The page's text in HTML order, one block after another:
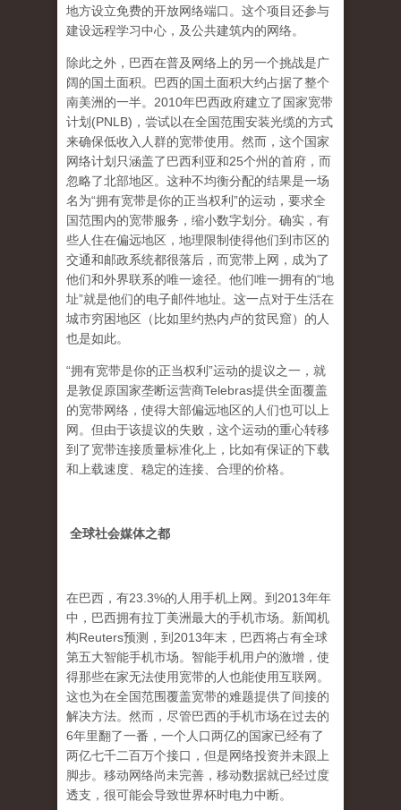
地方设立免费的开放网络端口。这个项目还参与
建设远程学习中心，及公共建筑内的网络。
除此之外，巴西在普及网络上的另一个挑战是广
阔的国土面积。巴西的国土面积大约占据了整个
南美洲的一半。2010年巴西政府建立了国家宽带
计划(PNLB)，尝试以在全国范围安装光缆的方式
来确保低收入人群的宽带使用。然而，这个国家
网络计划只涵盖了巴西利亚和25个州的首府，而
忽略了北部地区。这种不均衡分配的结果是一场
名为“拥有宽带是你的正当权利”的运动，要求全
国范围内的宽带服务，缩小数字划分。确实，有
些人住在偏远地区，地理限制使得他们到市区的
交通和邮政系统都很落后，而宽带上网，成为了
他们和外界联系的唯一途径。他们唯一拥有的“地
址”就是他们的电子邮件地址。这一点对于生活在
城市穷困地区（比如里约热内卢的贫民窟）的人
也是如此。
“拥有宽带是你的正当权利”运动的提议之一，就
是敦促原国家垄断运营商Telebras提供全面覆盖
的宽带网络，使得大部偏远地区的人们也可以上
网。但由于该提议的失败，这个运动的重心转移
到了宽带连接质量标准化上，比如有保证的下载
和上载速度、稳定的连接、合理的价格。
全球社会媒体之都
在巴西，有23.3%的人用手机上网。到2013年年
中，巴西拥有拉丁美洲最大的手机市场。新闻机
构Reuters预测，到2013年末，巴西将占有全球
第五大智能手机市场。智能手机用户的激增，使
得那些在家无法使用宽带的人也能使用互联网。
这也为在全国范围覆盖宽带的难题提供了间接的
解决方法。然而，尽管巴西的手机市场在过去的
6年里翻了一番，一个人口两亿的国家已经有了
两亿七千二百万个接口，但是网络投资并未跟上
脚步。移动网络尚未完善，移动数据就已经过度
透支，很可能会导致世界杯时电力中断。